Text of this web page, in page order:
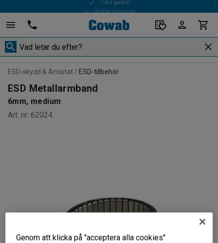
Snabba leveranser
ESD-skydd & Antistat ESD-tillbehör
ESD Metallarmband
6mm, medium
Art. nr: 62024
Genom att klicka på "acceptera alla cookies"